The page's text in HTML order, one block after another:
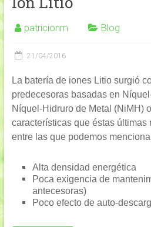
patricionm Blog
21/04/2016
La batería de iones Litio surgió
predecesoras basadas en
Níquel-Hidruro de Metal (NiMH)
características que éstas últimas
entre las que podemos
Alta densidad energética
Poca exigencia de
antecesoras)
Poco efecto de auto-